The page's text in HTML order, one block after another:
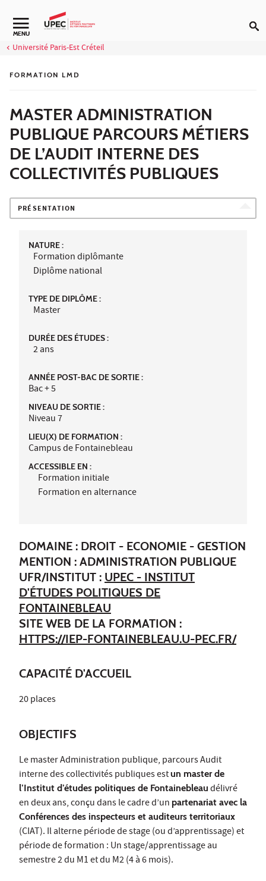
Aller au contenu
Navigation secondaire
MENU
Université Paris-Est Créteil
FORMATION LMD
MASTER ADMINISTRATION
PUBLIQUE PARCOURS MÉTIERS
DE L’AUDIT INTERNE DES
COLLECTIVITÉS PUBLIQUES
PRÉSENTATION
NATURE :
Formation diplômante
Diplôme national
TYPE DE DIPLÔME :
Master
DURÉE DES ÉTUDES :
2 ans
ANNÉE POST-BAC DE SORTIE :
Bac + 5
NIVEAU DE SORTIE :
Niveau 7
LIEU(X) DE FORMATION :
Campus de Fontainebleau
ACCESSIBLE EN :
Formation initiale
Formation en alternance
DOMAINE : DROIT - ECONOMIE - GESTION
MENTION : ADMINISTRATION PUBLIQUE
UFR/INSTITUT : UPEC - INSTITUT
D'ÉTUDES POLITIQUES DE
FONTAINEBLEAU
SITE WEB DE LA FORMATION :
HTTPS://IEP-FONTAINEBLEAU.U-PEC.FR/
CAPACITÉ D'ACCUEIL
20 places
OBJECTIFS
Le master Administration publique, parcours Audit
interne des collectivités publiques estun master de
l’Institut d’études politiques de Fontainebleau délivré
en deux ans, conçu dans le cadre d’un partenariat avec la
Conférences des inspecteurs et auditeurs territoriaux
(CIAT). Il alterne période de stage (ou d’apprentissage) et
période de formation : Un stage/apprentissage au
semestre 2 du M1 et du M2 (4 à 6 mois).